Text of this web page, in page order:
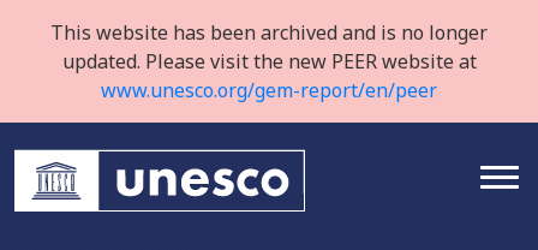
This website has been archived and is no longer
updated. Please visit the new PEER website at
www.unesco.org/gem-report/en/peer